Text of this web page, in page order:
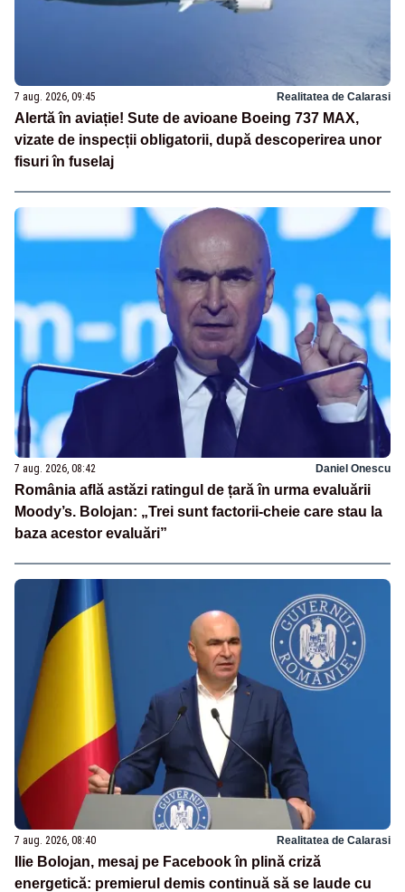
7 aug. 2026, 09:45 Realitatea de Calarasi
Alertă în aviație! Sute de avioane Boeing 737 MAX,
vizate de inspecții obligatorii, după descoperirea unor
fisuri în fuselaj
7 aug. 2026, 08:42 Daniel Onescu
România află astăzi ratingul de țară în urma evaluării
Moody’s. Bolojan: „Trei sunt factorii-cheie care stau la
baza acestor evaluări”
7 aug. 2026, 08:40 Realitatea de Calarasi
Ilie Bolojan, mesaj pe Facebook în plină criză
energetică: premierul demis continuă să se laude cu